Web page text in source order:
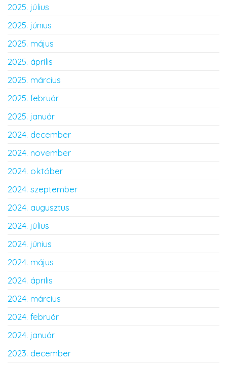
2025. július
2025. június
2025. május
2025. április
2025. március
2025. február
2025. január
2024. december
2024. november
2024. október
2024. szeptember
2024. augusztus
2024. július
2024. június
2024. május
2024. április
2024. március
2024. február
2024. január
2023. december